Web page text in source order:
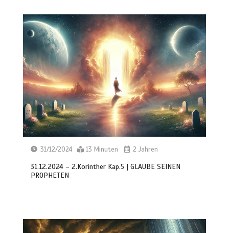
31/12/2024 13 Minuten 2 Jahren
31.12.2024 – 2.Korinther Kap.5 | GLAUBE SEINEN
PROPHETEN